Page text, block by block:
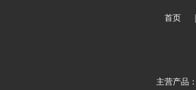
首页
主营产品：